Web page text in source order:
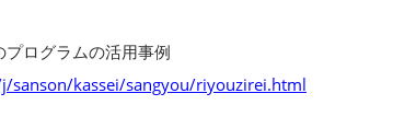
ログラムの活用事例
kassei/sangyou/riyouzirei.html